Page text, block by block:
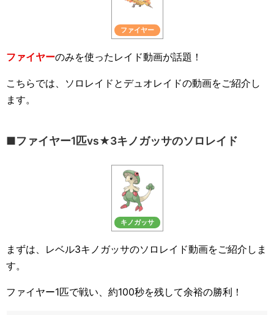
ファイヤー
ファイヤーのみを使ったレイド動画が話題！
こちらでは、ソロレイドとデュオレイドの動画をご紹介し
ます。
■ファイヤー1匹vs★3キノガッサのソロレイド
キノガッサ
まずは、レベル3キノガッサのソロレイド動画をご紹介しま
す。
ファイヤー1匹で戦い、約100秒を残して余裕の勝利！